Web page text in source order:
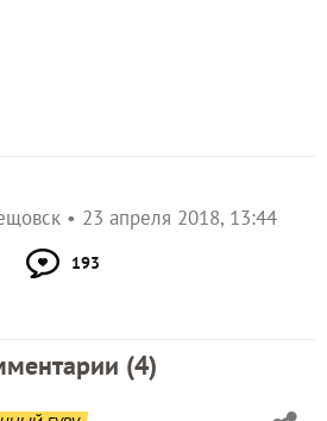
23 апреля 2018, 13:44
193
(4)